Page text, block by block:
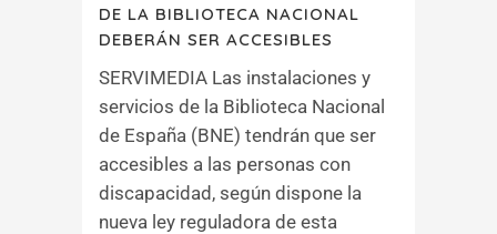
DE LA BIBLIOTECA NACIONAL
DEBERÁN SER ACCESIBLES
SERVIMEDIA Las instalaciones y
servicios de la Biblioteca Nacional
de España (BNE) tendrán que ser
accesibles a las personas con
discapacidad, según dispone la
nueva ley reguladora de esta